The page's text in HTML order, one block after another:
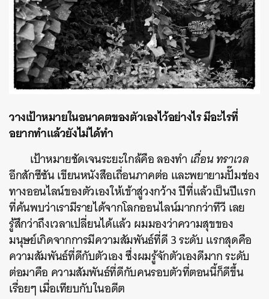
วางเป้าหมายในอนาคตของตัวเองไว้อย่างไร มีอะไรที่
อยากทำแล้วยังไม่ได้ทำ
เป้าหมายชัดเจนระยะใกล้คือ ลองทำ เถื่อน ทราเวล
อีกสักซีซัน เขียนหนังสือเถื่อนภาคต่อ และพยายามปั๊มช่อง
ทางออนไลน์ของตัวเองให้เข้าสู่วงกว้าง ปีที่แล้วเป็นปีแรก
ที่ค้นพบว่าเรามีรายได้จากโลกออนไลน์มากกว่าทีวี เลย
รู้สึกว่าถึงเวลาเปลี่ยนได้แล้ว ผมมองว่าความสุขของ
มนุษย์เกิดจากการมีความสัมพันธ์ที่ดี 3 ระดับ แรกสุดคือ
ความสัมพันธ์ที่ดีกับตัวเอง ซึ่งผมรู้จักตัวเองดีมาก ระดับ
ต่อมาคือ ความสัมพันธ์ที่ดีกับคนรอบตัวที่ตอนนี้ก็ดีขึ้น
เรื่อยๆ เมื่อเทียบกับในอดีต